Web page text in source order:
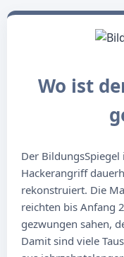
Wo ist
Der
Hackerangriff
rekonstruiert. Die
reichten bis Anfang
gezwungen sahen,
Damit sind viele